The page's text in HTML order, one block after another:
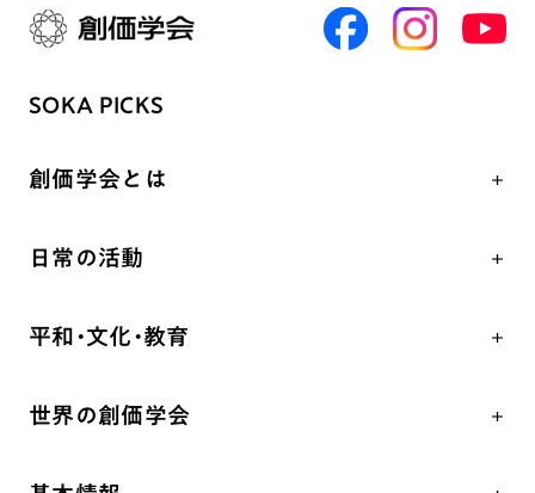
SOKA PICKS
創価学会とは
祈り
聖典
釈尊～法華経
日常の活動
座談会
仏法を語る
平和・文化・教育
「人権文化」「ジェンダー平等」を促進
世界の創価学会